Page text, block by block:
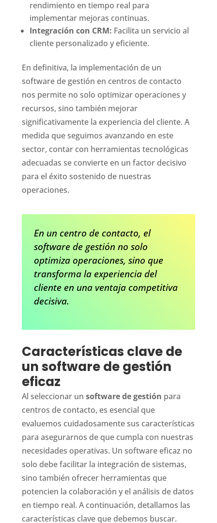
rendimiento en tiempo real para
implementar mejoras continuas.
Integración con CRM: Facilita un servicio al
cliente personalizado y eficiente.
En definitiva, la implementación de un
software de gestión en centros de contacto
nos permite no solo optimizar operaciones y
recursos, sino también mejorar
significativamente la experiencia del cliente. A
medida que seguimos avanzando en este
sector, contar con herramientas tecnológicas
adecuadas se convierte en un factor decisivo
para el éxito sostenido de nuestras
operaciones.
En un centro de contacto, el
software de gestión no solo
optimiza operaciones, sino que
transforma la experiencia del
cliente en una ventaja competitiva
decisiva.
Características clave de
un software de gestión
eficaz
Al seleccionar un software de gestión para
centros de contacto, es esencial que
evaluemos cuidadosamente sus características
para asegurarnos de que cumpla con nuestras
necesidades operativas. Un software eficaz no
solo debe facilitar la integración de sistemas,
sino también ofrecer herramientas que
potencien la colaboración y el análisis de datos
en tiempo real. A continuación, detallamos las
características clave que debemos buscar.